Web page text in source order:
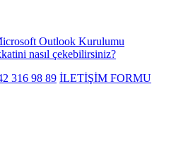
Outlook Kurulumu
nasıl çekebilirsiniz?
316 98 89 İLETİŞİM FORMU